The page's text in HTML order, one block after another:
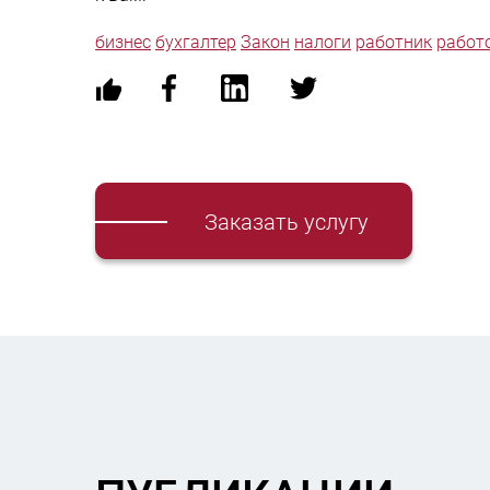
бизнес бухгалтер Закон налоги работник
Заказать услугу